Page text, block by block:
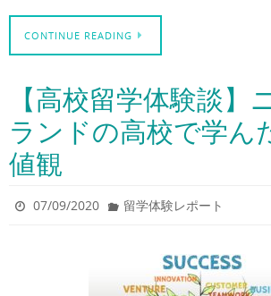
CONTINUE READING
【高校留学体験談】
ランドの高校で学ん
値観
07/09/2020 留学体験レポート